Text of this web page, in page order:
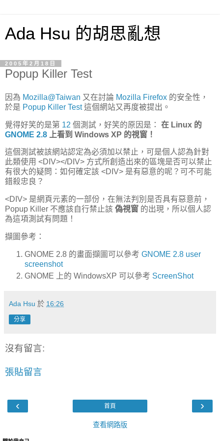
Ada Hsu 的胡思亂想
2005年2月18日
Popup Killer Test
因為 Mozilla@Taiwan 又在討論 Mozilla Firefox 的安全性，
於是 Popup Killer Test這個網站又再度被提出。
覺得好笑的是第 12 個測試，好笑的原因是： 在 Linux 的
GNOME 2.8 上看到 Windows XP 的視窗！
這個測試被該網站認定為必須加以禁止，可是個人認為針對
此類使用 <DIV></DIV> 方式所創造出來的區塊是否可以禁止
有很大的疑問：如何確定該 <DIV> 是有惡意的呢？可不可能
錯殺忠良？
<DIV> 是網頁元素的一部份，在無法判別是否具有惡意前，
Popup Killer 不應該自行禁止該 偽視窗 的出現，所以個人認
為這項測試有問題！
擷圖參考：
GNOME 2.8 的畫面擷圖可以參考 GNOME 2.8 user
screenshot
GNOME 上的 WindowsXP 可以參考 ScreenShot
Ada Hsu 於 16:26
分享
沒有留言:
張貼留言
‹ ›
首頁
查看網路版